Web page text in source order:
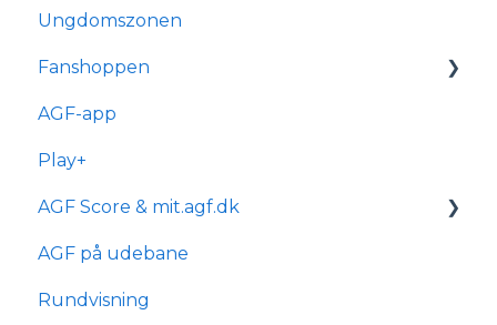
Generelle spørgsmål
Om reservationsabonnement
Billetkøb
Billetabonnement
Typer af billetabonnementer
Anciennitet
Ungdomszonen
Fanshoppen
Generelle spørgsmål
Bestilling & ordre
Levering
AGF-app
Play+
AGF Score & mit.agf.dk
mit.agf
AGF score
AGF på udebane
Rundvisning